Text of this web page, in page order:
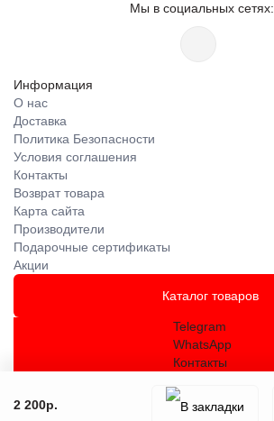
2 200р.
Мы в социальных сетях:
Информация
О нас
Доставка
Политика Безопасности
Условия соглашения
Контакты
Возврат товара
Карта сайта
Производители
Подарочные сертификаты
Акции
Каталог товаров
Telegram
WhatsApp
Контакты